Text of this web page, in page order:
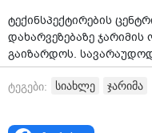
ტექინსპექტირების
დახარვეზებაზე
გაიზარდოს.
განმეორებითი
ტეგები: სიახლე ჯარიმა